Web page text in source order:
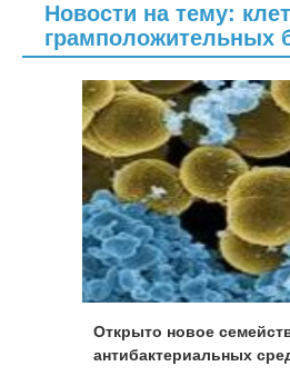
Новости на тему:
грамположительных
Открыто новое
антибактериальных